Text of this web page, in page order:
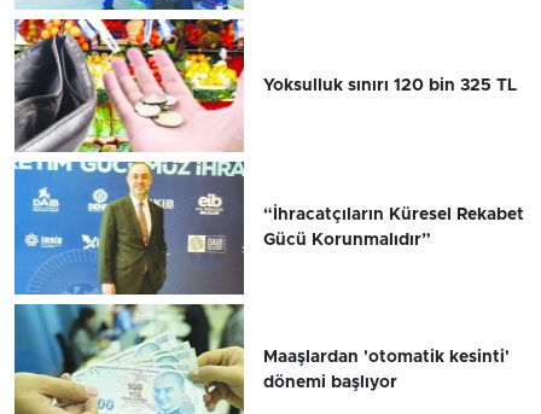
Yoksulluk sınırı 120 bin 325 TL
“İhracatçıların Küresel Rekabet
Gücü Korunmalıdır”
Maaşlardan 'otomatik kesinti'
dönemi başlıyor